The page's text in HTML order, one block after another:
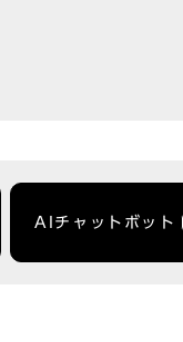
AIチャットボット